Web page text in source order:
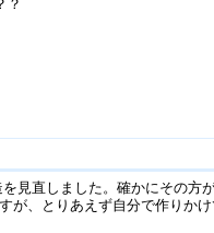
？
見直しました。確かにその方
、とりあえず自分で作りか